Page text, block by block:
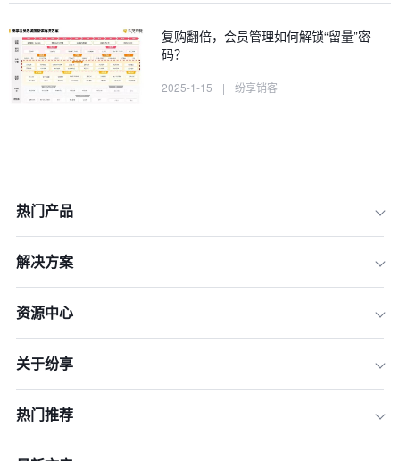
二、制定个性化营销策略
复购翻倍，会员管理如何解锁“留量”密
码？
2025-1-15 | 纷享销客
热门产品
解决方案
资源中心
关于纷享
热门推荐